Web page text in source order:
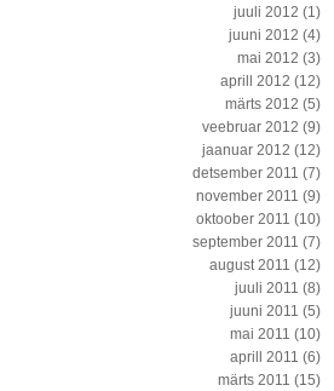
juuli 2012 (1)
juuni 2012 (4)
mai 2012 (3)
aprill 2012 (12)
märts 2012 (5)
veebruar 2012 (9)
jaanuar 2012 (12)
detsember 2011 (7)
november 2011 (9)
oktoober 2011 (10)
september 2011 (7)
august 2011 (12)
juuli 2011 (8)
juuni 2011 (5)
mai 2011 (10)
aprill 2011 (6)
märts 2011 (15)